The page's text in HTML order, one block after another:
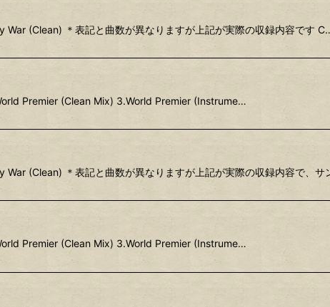
War (Clean) ＊表記と曲数が異なりますが上記が実際の収録内容です
Premier (Clean Mix) 3.World Premier (Instrume…
War (Clean) ＊表記と曲数が異なりますが上記が実際の収録内容で、
Premier (Clean Mix) 3.World Premier (Instrume…